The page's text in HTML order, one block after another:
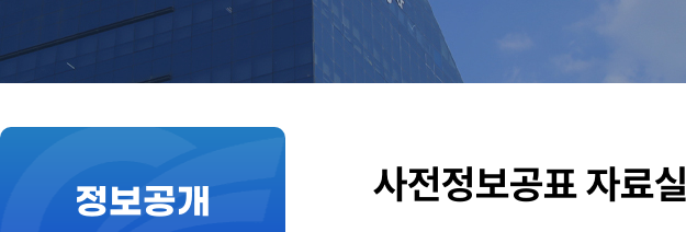
정보공개
본
사전정보공표 자료실